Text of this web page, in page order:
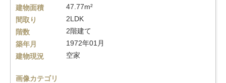
建物面積
47.77m²
間取り
2LDK
階数
2階建て
築年月
1972年01月
建物現況
空家
画像カテゴリ